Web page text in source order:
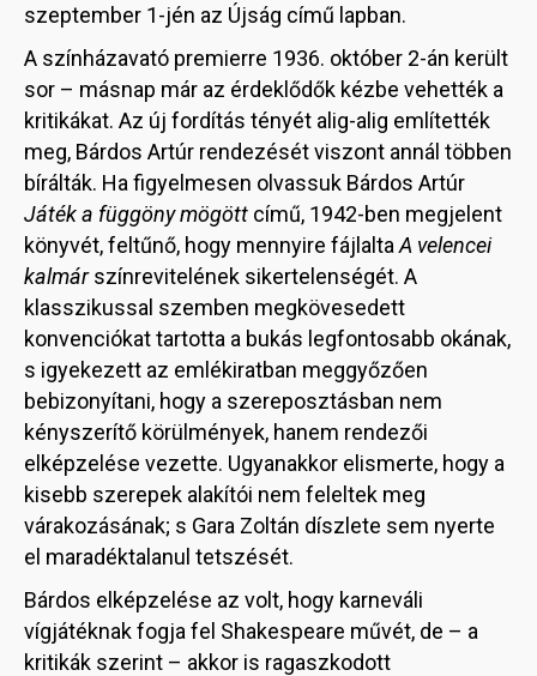
szeptember 1-jén az Újság című lapban.
A színházavató premierre 1936. október 2-án került
sor – másnap már az érdeklődők kézbe vehették a
kritikákat. Az új fordítás tényét alig-alig említették
meg, Bárdos Artúr rendezését viszont annál többen
bírálták. Ha figyelmesen olvassuk Bárdos Artúr
Játék a függönymögött című, 1942-ben megjelent
könyvét, feltűnő, hogy mennyire fájlalta A velencei
kalmárszínrevitelének sikertelenségét. A
klasszikussal szemben megkövesedett
konvenciókat tartotta a bukás legfontosabb okának,
s igyekezett az emlékiratban meggyőzően
bebizonyítani, hogy a szereposztásban nem
kényszerítő körülmények, hanem rendezői
elképzelése vezette. Ugyanakkor elismerte, hogy a
kisebb szerepek alakítói nem feleltek meg
várakozásának; s Gara Zoltán díszlete sem nyerte
el maradéktalanul tetszését.
Bárdos elképzelése az volt, hogy karneváli
vígjátéknak fogja fel Shakespeare művét, de – a
kritikák szerint – akkor is ragaszkodott